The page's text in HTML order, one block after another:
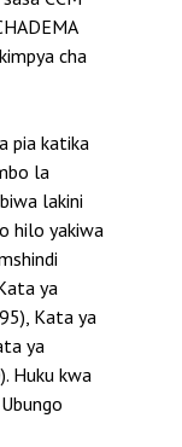
cha
pia katika
la
lakini
hilo yakiwa
ya
Kata ya
ya
Huku kwa